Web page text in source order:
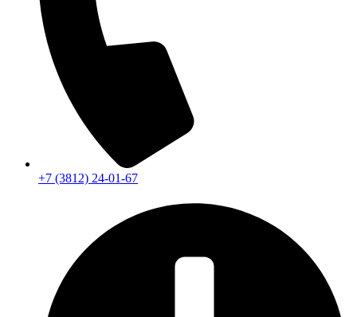
+7 (3812) 24-01-67